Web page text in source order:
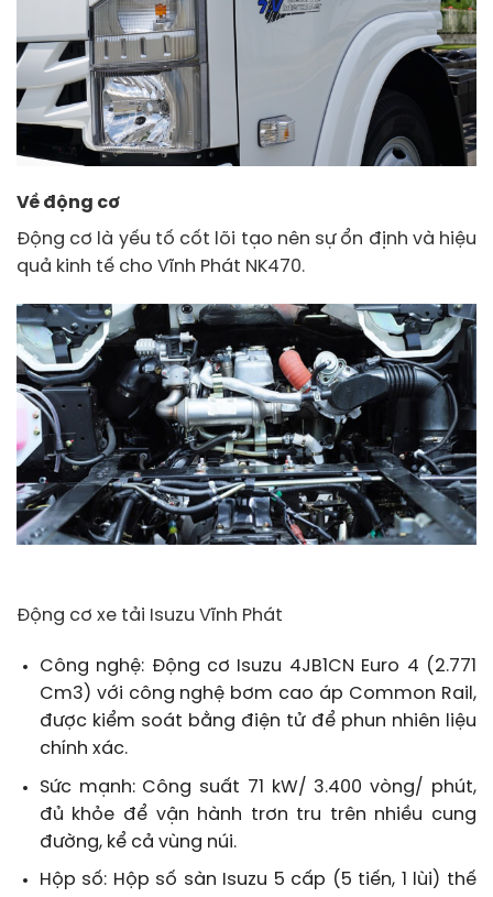
Về động cơ
Động cơ là yếu tố cốt lõi tạo nên sự ổn định và hiệu
quả kinh tế cho Vĩnh Phát NK470.
Động cơ xe tải Isuzu Vĩnh Phát
Công nghệ: Động cơ Isuzu 4JB1CN Euro 4 (2.771
Cm3) với công nghệ bơm cao áp Common Rail,
được kiểm soát bằng điện tử để phun nhiên liệu
chính xác.
Sức mạnh: Công suất 71 kW/ 3.400 vòng/ phút,
đủ khỏe để vận hành trơn tru trên nhiều cung
đường, kể cả vùng núi.
Hộp số: Hộp số sàn Isuzu 5 cấp (5 tiến, 1 lùi) thế